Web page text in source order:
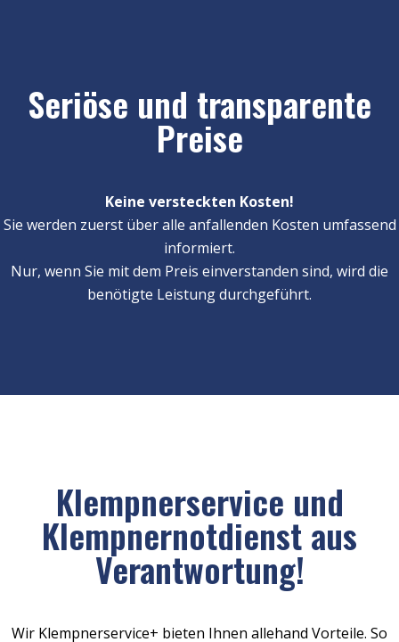
Seriöse und transparente
Preise
Keine versteckten Kosten!
Sie werden zuerst über alle anfallenden Kosten umfassend
informiert.
Nur, wenn Sie mit dem Preis einverstanden sind, wird die
benötigte Leistung durchgeführt.
Klempnerservice und
Klempnernotdienst aus
Verantwortung!
Wir Klempnerservice+ bieten Ihnen allehand Vorteile. So